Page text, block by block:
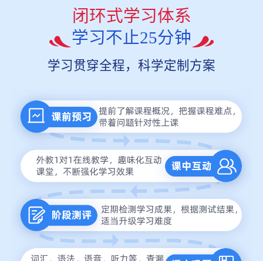
闭环式学习体系
学习不止25分钟
学习贯穿全程，科学定制方案